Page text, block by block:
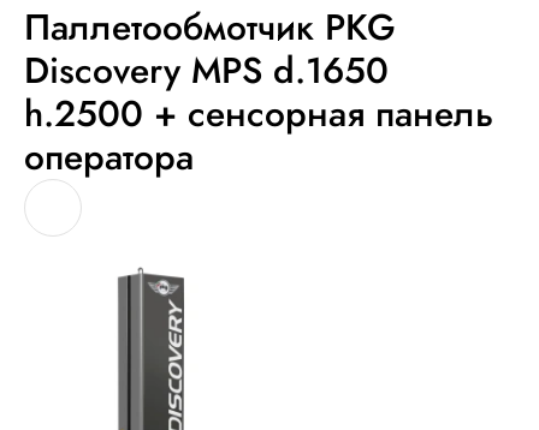
Паллетообмотчик PKG
Discovery MPS d.1650
h.2500 + сенсорная панель
оператора